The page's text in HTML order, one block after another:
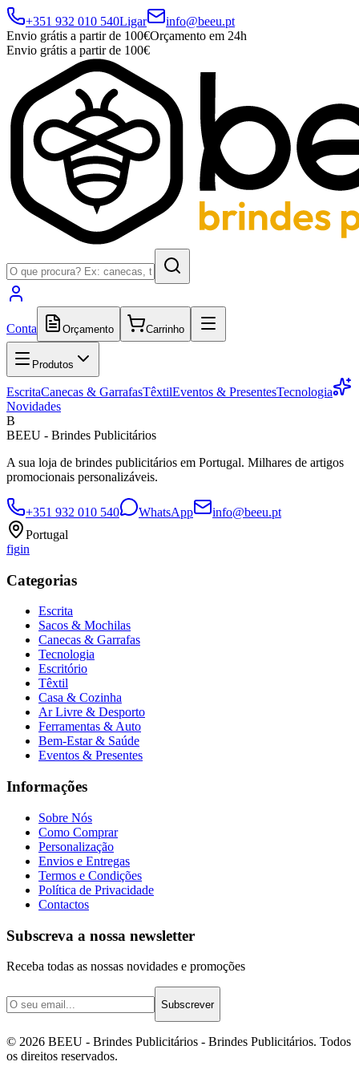
+351 932 010 540Ligar
info@beeu.pt
Envio grátis a partir de 100€Orçamento em 24h
Envio grátis a partir de 100€
Conta Orçamento Carrinho
Produtos
EscritaCanecas & GarrafasTêxtilEventos & PresentesTecnologia
Novidades
B
BEEU - Brindes Publicitários
A sua loja de brindes publicitários em Portugal. Milhares de artigos
promocionais personalizáveis.
+351 932 010 540 WhatsApp
info@beeu.pt
Portugal
figin
Categorias
Escrita
Sacos & Mochilas
Canecas & Garrafas
Tecnologia
Escritório
Têxtil
Casa & Cozinha
Ar Livre & Desporto
Ferramentas & Auto
Bem-Estar & Saúde
Eventos & Presentes
Informações
Sobre Nós
Como Comprar
Personalização
Envios e Entregas
Termos e Condições
Política de Privacidade
Contactos
Subscreva a nossa newsletter
Receba todas as nossas novidades e promoções
Subscrever
© 2026 BEEU - Brindes Publicitários - Brindes Publicitários. Todos
os direitos reservados.